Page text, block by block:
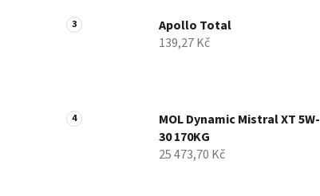
n
e
Apollo Total
139,27 Kč
MOL Dynamic Mistral XT 5W-
30 170KG
25 473,70 Kč